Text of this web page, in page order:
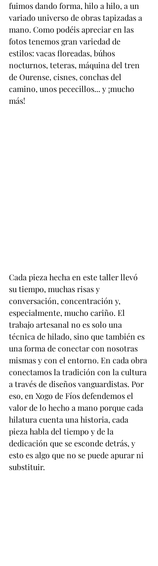
fuimos dando forma, hilo a hilo, a un
variado universo de obras tapizadas a
mano. Como podéis apreciar en las
fotos tenemos gran variedad de
estilos: vacas floreadas, búhos
nocturnos, teteras, máquina del tren
de Ourense, cisnes, conchas del
camino, unos pececillos... y ¡mucho
más!
Cada pieza hecha en este taller llevó
su tiempo, muchas risas y
conversación, concentración y,
especialmente, mucho cariño. El
trabajo artesanal no es solo una
técnica de hilado, sino que también es
una forma de conectar con nosotras
mismas y con el entorno. En cada obra
conectamos la tradición con la cultura
a través de diseños vanguardistas. Por
eso, en Xogo de Fíos defendemos el
valor de lo hecho a mano porque cada
hilatura cuenta una historia, cada
pieza habla del tiempo y de la
dedicación que se esconde detrás, y
esto es algo que no se puede apurar ni
substituir.